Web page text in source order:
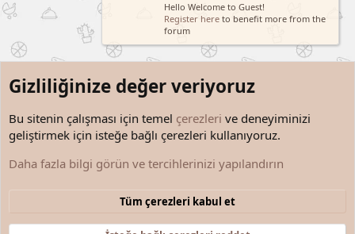
Şartlar ve kurallar Gizlilik politikası
Hello Welcome to Guest!
Register here to benefit more from the
forum
Gizliliğinize değer veriyoruz
Bu sitenin çalışması için temel çerezleri ve deneyiminizi
geliştirmek için isteğe bağlı çerezleri kullanıyoruz.
Daha fazla bilgi görün ve tercihlerinizi yapılandırın
Tüm çerezleri kabul et